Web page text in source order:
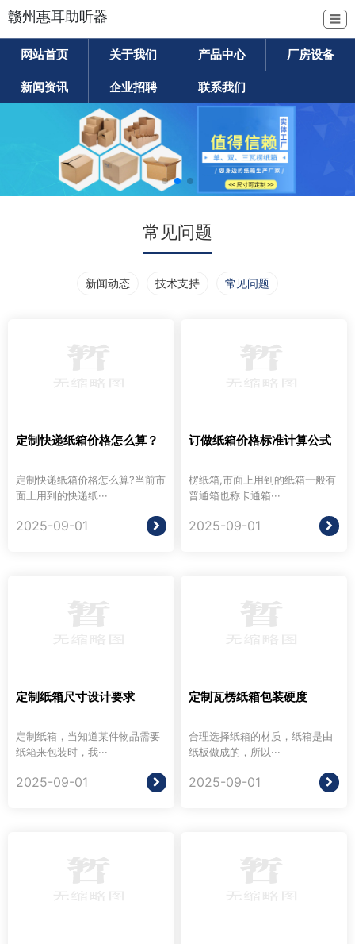
赣州惠耳助听器 ☰
网站首页 关于我们 产品中心 厂房设备
新闻资讯 企业招聘 联系我们
常见问题
新闻动态 技术支持 常见问题
定制快递纸箱价格怎么算？
定制快递纸箱价格怎么算?当前市
面上用到的快递纸···
2025-09-01
订做纸箱价格标准计算公式
楞纸箱,市面上用到的纸箱一般有
普通箱也称卡通箱···
2025-09-01
定制纸箱尺寸设计要求
定制纸箱，当知道某件物品需要
纸箱来包装时，我···
2025-09-01
定制瓦楞纸箱包装硬度
合理选择纸箱的材质，纸箱是由
纸板做成的，所以···
2025-09-01